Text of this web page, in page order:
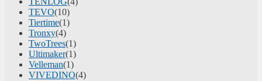
TEVO(10)
Tiertime(1)
Tronxy(4)
TwoTrees(1)
Ultimaker(1)
Velleman(1)
VIVEDINO(4)